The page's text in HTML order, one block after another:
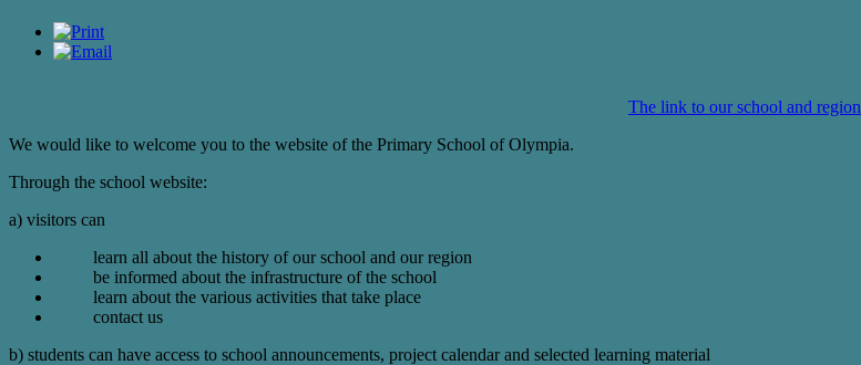
The link to our school and region
We would like to welcome you to the website of the Primary School of Olympia.
Through the school website:
a) visitors can
learn all about the history of our school and our region
be informed about the infrastructure of the school
learn about the various activities that take place
contact us
b) students can have access to school announcements, project calendar and selected learning material